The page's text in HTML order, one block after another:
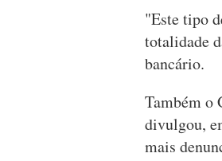
"Este tipo
totalidade
bancário.
Também o
divulgou,
mais